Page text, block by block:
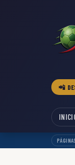
📲